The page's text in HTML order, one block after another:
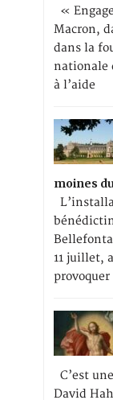
«
Macron,
dans la
nationale
à l’aide
moines
11 juillet,
C’est
David